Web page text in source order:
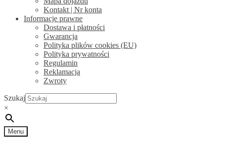
Kontakt | Nr konta
Informacje prawne
Dostawa i płatności
Gwarancja
Polityka plików cookies (EU)
Polityka prywatności
Regulamin
Reklamacja
Zwroty
Szukaj
×
Menu